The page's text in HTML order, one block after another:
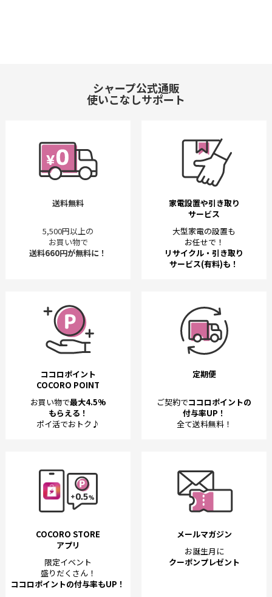
シャープ公式通販
使いこなしサポート
送料無料
5,500円以上の
お買い物で
送料660円が無料に！
家電設置や引き取り
サービス
大型家電の設置も
お任せで！
リサイクル・引き取り
サービス(有料)も！
ココロポイント
COCORO POINT
お買い物で最大4.5%
もらえる！
ポイ活でおトク♪
定期便
ご契約でココロポイントの
付与率UP！
全て送料無料！
COCORO STORE
アプリ
限定イベント
盛りだくさん！
ココロポイントの付与率もUP！
メールマガジン
お誕生月に
クーポンプレゼント